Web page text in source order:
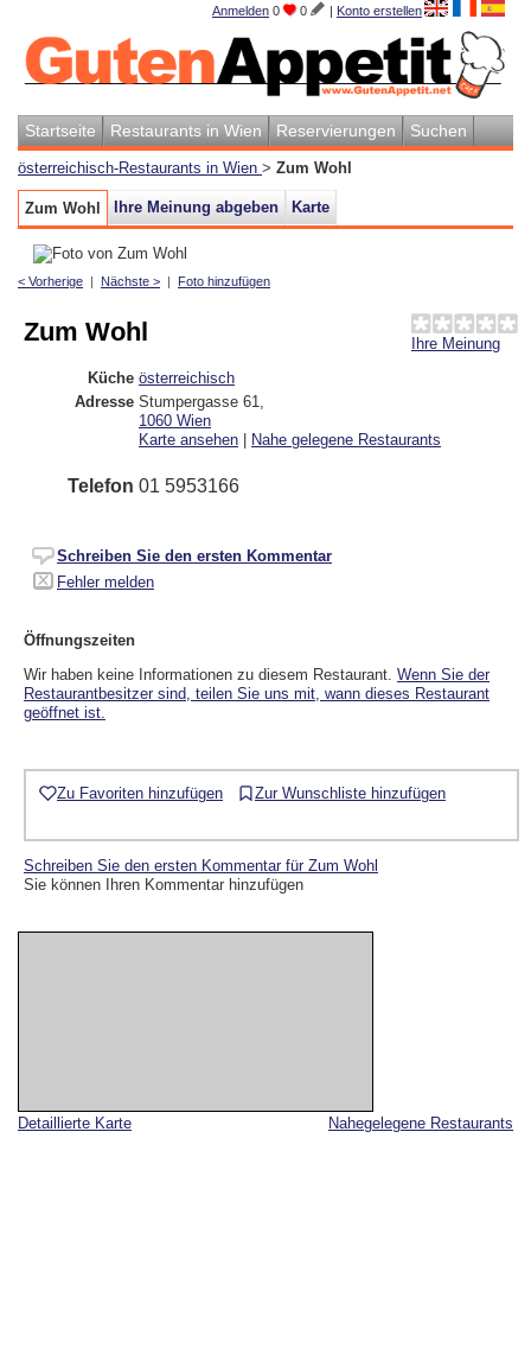
Anmelden 0 0 | Konto erstellen
Startseite Restaurants in Wien Reservierungen Suchen
österreichisch-Restaurants in Wien > Zum Wohl
Zum Wohl Ihre Meinung abgeben Karte
< Vorherige | Nächste > | Foto hinzufügen
Nahegelegene Restaurants
Detaillierte Karte
Ihre Meinung
Zum Wohl
Küche österreichisch
Adresse Stumpergasse 61
1060 Wien
Karte ansehen | Nahe gelegene Restaurants
Telefon 01 5953166
Schreiben Sie den ersten Kommentar
Fehler melden
Öffnungszeiten
Wir haben keine Informationen zu diesem Restaurant. Wenn Sie der
Restaurantbesitzer sind, teilen Sie uns mit, wann dieses Restaurant
geöffnet ist.
Zu Favoriten hinzufügen Zur Wunschliste hinzufügen
Schreiben Sie den ersten Kommentar für Zum Wohl
Sie können Ihren Kommentar hinzufügen